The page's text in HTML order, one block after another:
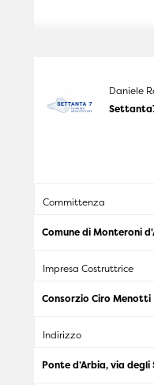
Daniele
Committenza
Comune di Monteroni
Impresa Costruttrice
Consorzio Ciro Menotti
Indirizzo
Ponte d’Arbia, via